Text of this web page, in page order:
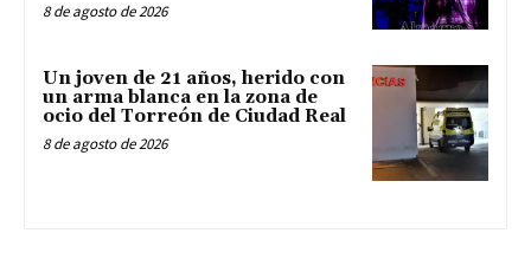
8 de agosto de 2026
Un joven de 21 años, herido con
un arma blanca en la zona de
ocio del Torreón de Ciudad Real
8 de agosto de 2026